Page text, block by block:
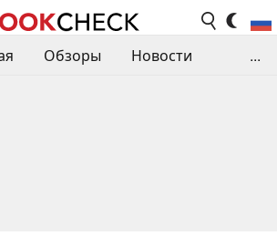
Обзоры
Новости
...